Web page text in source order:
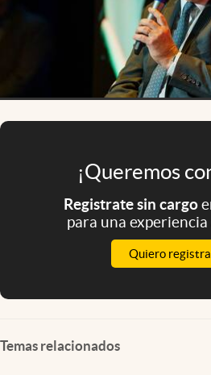
El Cronista Studio
¡Queremos
Registrate sin cargo
para una
Quiero
Temas relacionados